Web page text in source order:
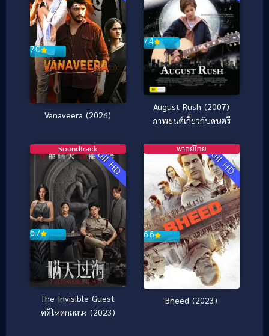
7.0
Vanaveera (2026)
7.4
August Rush (2007)
ภาพยนต์เกี่ยวกับดนตรี
Full HD
6.7
Soundtrack
The Invisible Guest
คดีโหดกลลวง (2023)
Full HD
6.6
พากย์ไทย
Bheed (2023)